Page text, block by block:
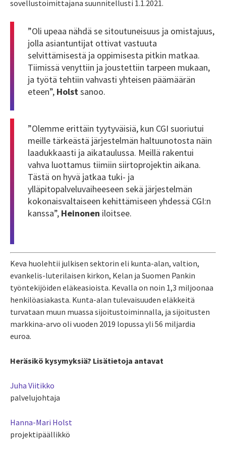
sovellustoimittajana suunnitellusti 1.1.2021.
”Oli upeaa nähdä se sitoutuneisuus ja omistajuus,
jolla asiantuntijat ottivat vastuuta
selvittämisestä ja oppimisesta pitkin matkaa.
Tiimissä venyttiin ja joustettiin tarpeen mukaan,
ja työtä tehtiin vahvasti yhteisen päämäärän
eteen”, Holstsanoo.
”Olemme erittäin tyytyväisiä, kun CGI suoriutui
meille tärkeästä järjestelmän haltuunotosta näin
laadukkaasti ja aikataulussa. Meillä rakentui
vahva luottamus tiimiin siirtoprojektin aikana.
Tästä on hyvä jatkaa tuki- ja
ylläpitopalveluvaiheeseen sekä järjestelmän
kokonaisvaltaiseen kehittämiseen yhdessä CGI:n
kanssa”, Heinonen iloitsee.
Keva huolehtii julkisen sektorin eli kunta-alan, valtion,
evankelis-luterilaisen kirkon, Kelan ja Suomen Pankin
työntekijöiden eläkeasioista. Kevalla on noin 1,3 miljoonaa
henkilöasiakasta. Kunta-alan tulevaisuuden eläkkeitä
turvataan muun muassa sijoitustoiminnalla, ja sijoitusten
markkina-arvo oli vuoden 2019 lopussa yli 56 miljardia
euroa.
Heräsikö kysymyksiä? Lisätietoja antavat
Juha Viitikko
palvelujohtaja
Hanna-Mari Holst
projektipäällikkö